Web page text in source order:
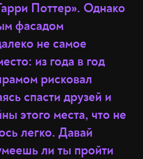
Поттер». Однако
фасадом
не самое
из года в год
рисковал
спасти друзей и
этого места, что не
легко. Давай
ли ты пройти